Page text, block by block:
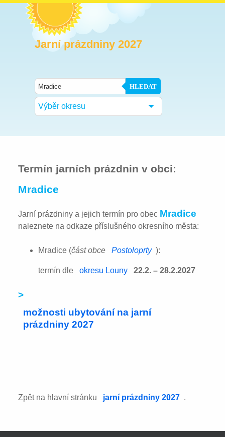
Jarní prázdniny 2027
HLEDAT
Výběr okresu
Termín jarních prázdnin v obci:
Mradice
Jarní prázdniny a jejich termín pro obec Mradice
naleznete na odkaze příslušného okresního města:
Mradice (část obce Postoloprty ):
termín dle okresu Louny 22.2. – 28.2.2027
>
možnosti ubytování na jarní
prázdniny 2027
Zpět na hlavní stránku jarní prázdniny 2027 .